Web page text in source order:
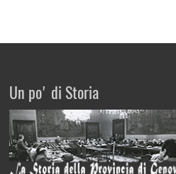
Un po' di Storia